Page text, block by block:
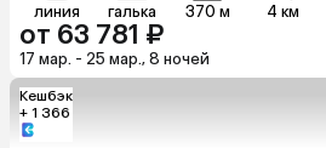
линия галька 370 м 4 км
от 63 781 ₽
17 мар. - 25 мар., 8 ночей
Кешбэк
+ 1 366